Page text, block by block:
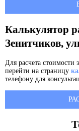
Калькулятор
Зенитчиков,
Для расчета стоимости
перейти на страницу
телефону для